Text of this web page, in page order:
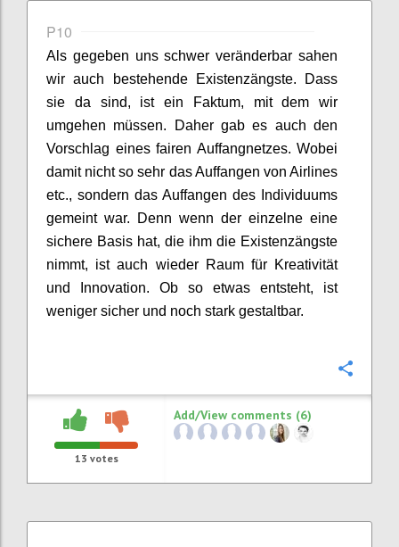
P10
Als gegeben uns schwer veränderbar sahen
wirauch
bestehende Existenzängste. Dass
sie da sind, ist ein Faktum, mit dem wir
umgehen müssen. Daher gab es auch den
Vorschlag eines fairen Auffangnetzes. Wobei
damit nicht so sehr das Auffangen von Airlines
etc., sondern das Auffangen des Individuums
gemeint war. Denn wenn der einzelne eine
sichere Basis hat, die ihm die Existenzängste
nimmt, ist auch wieder Raum für Kreativität
und Innovation. Ob so etwas entsteht, ist
weniger sicher und noch stark gestaltbar.
13 votes
Add/View comments (6)